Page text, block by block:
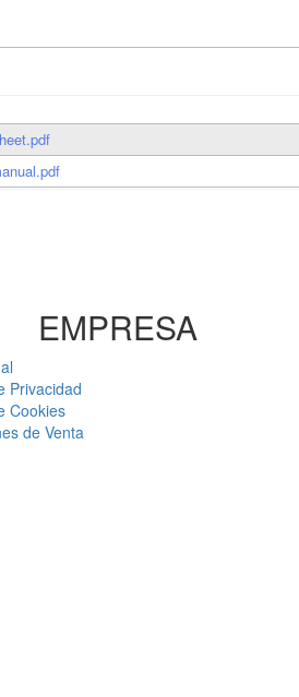
EMPRESA
Privacidad
Cookies
de Venta